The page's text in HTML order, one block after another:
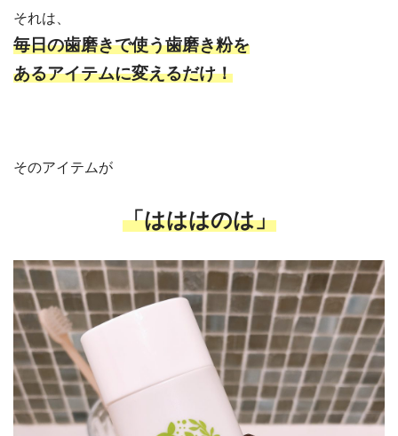
それは、
毎日の歯磨きで使う歯磨き粉を
あるアイテムに変えるだけ！
そのアイテムが
「はははのは」